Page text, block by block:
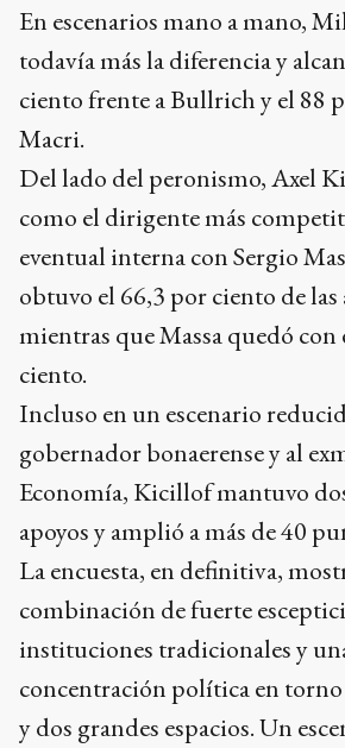
En escenarios mano a mano,
todavía más la diferencia y
ciento frente a Bullrich y el 88
Macri.
Del lado del peronismo, Axel
como el dirigente más
eventual interna con Sergio
obtuvo el 66,3 por ciento de las
mientras que Massa quedó
ciento.
Incluso en un escenario
gobernador bonaerense y al
Economía, Kicillof mantuvo
apoyos y amplió a más de 40
La encuesta, en definitiva,
combinación de fuerte
instituciones tradicionales y
concentración política en torno
y dos grandes espacios. Un